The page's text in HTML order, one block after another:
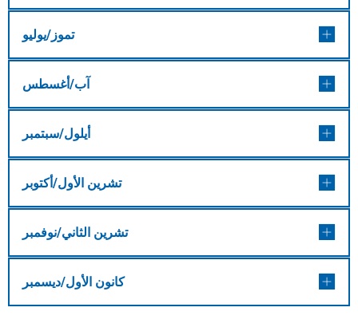
تموز/يوليو
آب/أغسطس
أيلول/سبتمبر
تشرين الأول/أكتوبر
تشرين الثاني/نوفمبر
كانون الأول/ديسمبر